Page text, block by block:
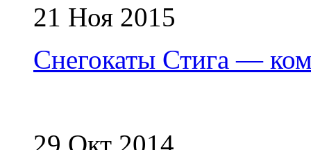
21 Ноя 2015
Снегокаты Стига —